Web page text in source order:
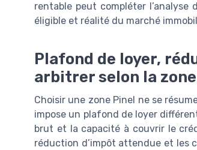
rentable peut compléter
éligible et réalité du marché
Plafond de loyer,
arbitrer selon la
Choisir une zone Pinel ne se
impose un plafond de loyer
brut et la capacité à couvrir le
réduction d’impôt attendue et les